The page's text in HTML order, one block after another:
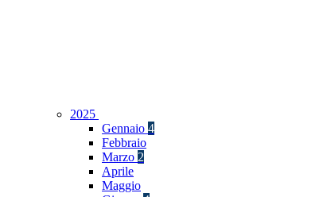
2025
Gennaio 4
Febbraio
Marzo 2
Aprile
Maggio